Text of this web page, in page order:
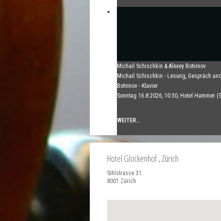
Teo Gheorghiu, Klavier - Im Rausch der
Klavierrezital
Samstag 29.08.2026, 17:30 im Hotel
Hammer (Schweiz)
Michail Schischkin & Alexey Botvinov
Michail Schischkin - Lesung, Gespräch
Botvinov - Klavier
Sonntag 16.8.2026, 10:30, Hotel Hammer
WEITER...
Hotel Glockenhof, Zürich
Sihlstrasse 31
8001 Zürich